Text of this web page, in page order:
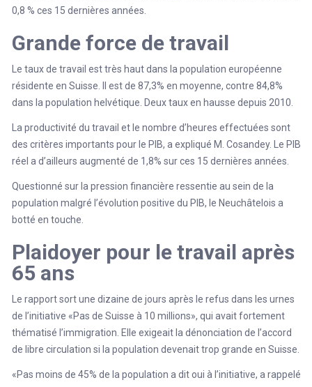
0,8 % ces 15 dernières années.
Grande force de travail
Le taux de travail est très haut dans la population européenne
résidente en Suisse. Il est de 87,3% en moyenne, contre 84,8%
dans la population helvétique. Deux taux en hausse depuis 2010.
La productivité du travail et le nombre d’heures effectuées sont
des critères importants pour le PIB, a expliqué M. Cosandey. Le PIB
réel a d’ailleurs augmenté de 1,8% sur ces 15 dernières années.
Questionné sur la pression financière ressentie au sein de la
population malgré l’évolution positive du PIB, le Neuchâtelois a
botté en touche.
Plaidoyer pour le travail après
65 ans
Le rapport sort une dizaine de jours après le refus dans les urnes
de l’initiative «Pas de Suisse à 10 millions», qui avait fortement
thématisé l’immigration. Elle exigeait la dénonciation de l’accord
de libre circulation si la population devenait trop grande en Suisse.
«Pas moins de 45% de la population a dit oui à l’initiative, a rappelé